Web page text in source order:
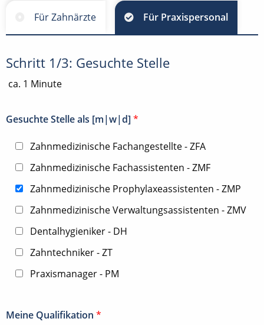
Für Zahnärzte Für Praxispersonal
Schritt 1/3: Gesuchte Stelle
ca. 1 Minute
Gesuchte Stelle als [m|w|d] *
Zahnmedizinische Fachangestellte - ZFA
Zahnmedizinische Fachassistenten - ZMF
Zahnmedizinische Prophylaxeassistenten - ZMP
Zahnmedizinische Verwaltungsassistenten - ZMV
Dentalhygieniker - DH
Zahntechniker - ZT
Praxismanager - PM
Meine Qualifikation *